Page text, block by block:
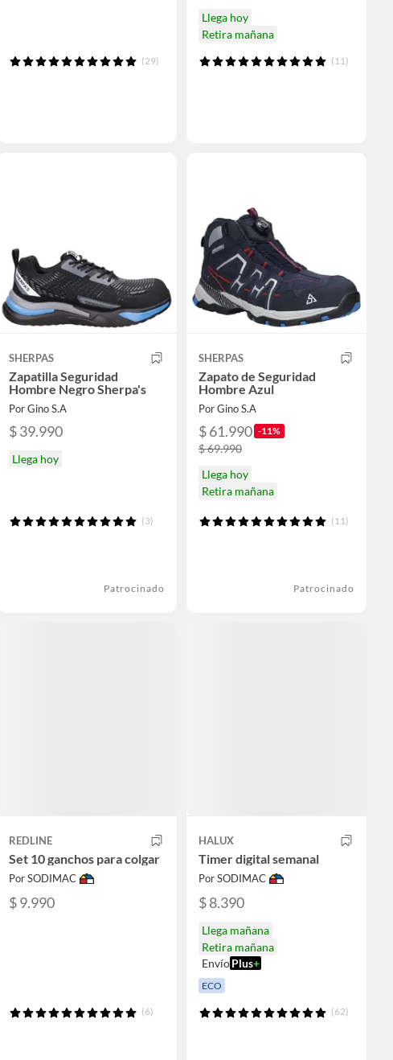
(29)
Llega hoy
Retira mañana
(11)
SHERPAS
Zapatilla Seguridad
Hombre Negro Sherpa's
Por Gino S.A
$ 39.990
Llega hoy
(3)
Patrocinado
SHERPAS
Zapato de Seguridad
Hombre Azul
Por Gino S.A
$ 61.990 -11%
$ 69.990
Llega hoy
Retira mañana
(11)
Patrocinado
REDLINE
Set 10 ganchos para colgar
Por SODIMAC
$ 9.990
(6)
HALUX
Timer digital semanal
Por SODIMAC
$ 8.390
Llega mañana
Retira mañana
EnvíoPlus+
ECO
(62)